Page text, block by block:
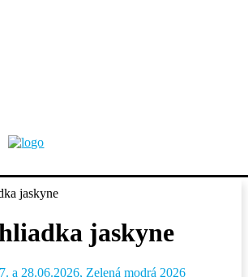
jaskyne
jaskyne